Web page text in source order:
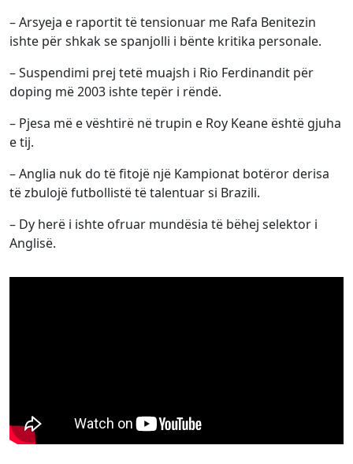
– Arsyeja e raportit të tensionuar me Rafa Benitezin
ishte për shkak se spanjolli i bënte kritika personale.
– Suspendimi prej tetë muajsh i Rio Ferdinandit për
doping më 2003 ishte tepër i rëndë.
– Pjesa më e vështirë në trupin e Roy Keane është gjuha
e tij.
– Anglia nuk do të fitojë një Kampionat botëror derisa
të zbulojë futbollistë të talentuar si Brazili.
– Dy herë i ishte ofruar mundësia të bëhej selektor i
Anglisë.